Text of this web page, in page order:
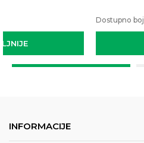
Dostupno
INFORMACIJE